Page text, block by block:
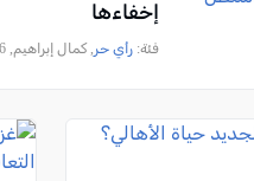
إخفاءها
فئة: رأي حر , كمال إبراهيم, 2026-08-05 00:06:21